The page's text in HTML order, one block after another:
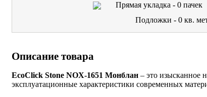
Прямая укладка - 0 пачек
Подложки -0кв.
Описание товара
EcoClick Stone NOX-1651 Монблан – это изысканное
эксплуатационные характеристики современных